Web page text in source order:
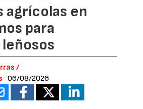
agrícolas en
para
/
06/08/2026